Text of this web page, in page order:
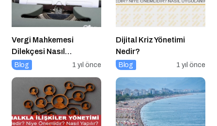
Vergi Mahkemesi
Dilekçesi Nasıl
Hazırlanır?
Blog 1 yıl önce
Dijital Kriz Yönetimi
Nedir?
Blog 1 yıl önce